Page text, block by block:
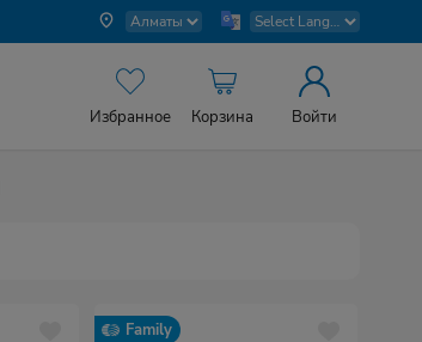
Избранное Корзина Войти
Family